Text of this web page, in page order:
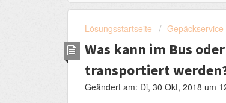
Lösungsstartseite Gepäckservice
Was kann im Bus
transportiert
Geändert am: Di, 30 Okt, 2018 um